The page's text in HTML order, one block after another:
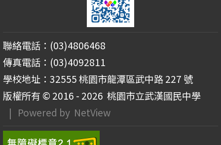
聯絡電話：(03)4806468
傳真電話：(03)4092811
學校地址：32555 桃園市龍潭區武中路 227 號
版權所有 © 2016 - 2026 桃園市立武漢國民中學
| Powered by NetView